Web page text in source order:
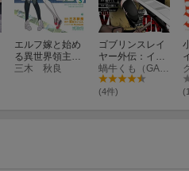
エルフ嫁と始め
る異世界領主生
活 3
三木 秋良
ゴブリンスレイ
ヤー外伝：イヤ
ーワン（13） 蝸牛くも（GA文庫／SBクリエイティブ刊）
(4件)